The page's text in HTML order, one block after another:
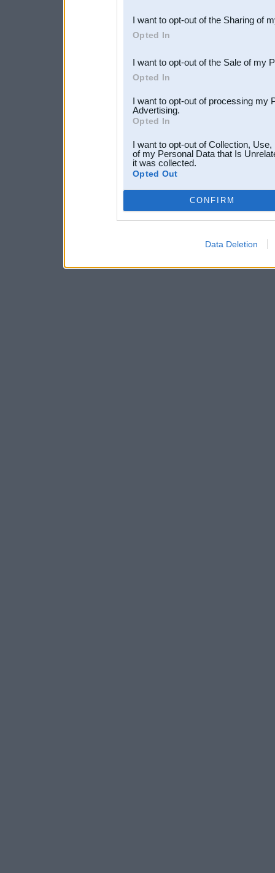
Downstream Participants
third parties.
I want to opt-out of the Sharing of
Opted In
I want to opt-out of the Sale of my
Opted In
I want to opt-out of processing my
Advertising.
Opted In
I want to opt-out of Collection,
of my Personal Data that Is
it was collected.
Opted Out
CONFIRM
Data Deletion